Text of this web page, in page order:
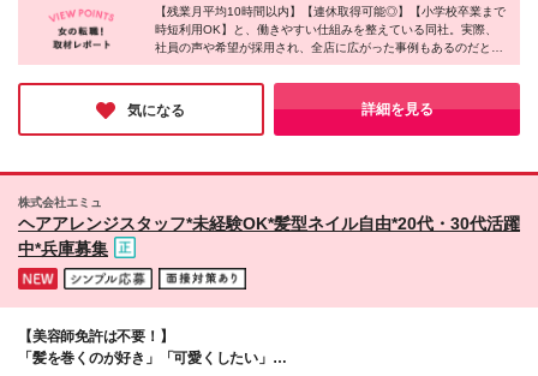
果による手当（残業代との差額を支給） ※全国異動可
能な方 *エリア限定職 月給21万円～(4年制大学以上は
月給23万～)+残業代+チーム成果による手当（残業代
成果による手当9万円）
【残業月平均10時間以内】【連休取得可能◎】【小学校卒業まで
時短利用OK】と、働きやすい仕組みを整えている同社。実際、
社員の声や希望が採用され、全店に広がった事例もあるのだと
か！このように一人ひとりの意見を聞き、環境を整えてくれるか
らこそ、長く働きたいと思える。人の温かさを感じながら、誰か
の役に立ちたい方に心からオススメしたい職場です♪
気になる 詳細を見る
株式会社エミュ
ヘアアレンジスタッフ*未経験OK*髪型ネイル自由*20代・30代活躍
中*兵庫募集
【美容師免許は不要！】
「髪を巻くのが好き」「可愛くしたい」